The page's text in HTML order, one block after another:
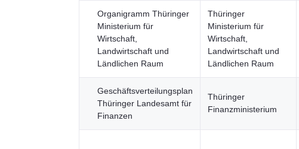
Organigramm Thüringer
Ministerium für
Wirtschaft,
Landwirtschaft und
Ländlichen Raum
Thüringer
Ministerium für
Wirtschaft,
Landwirtschaft und
Ländlichen Raum
Geschäftsverteilungsplan
Thüringer Landesamt für
Finanzen
Thüringer
Finanzministerium